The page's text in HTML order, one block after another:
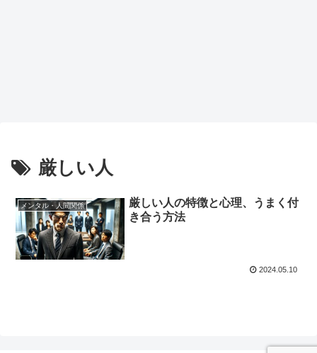
厳しい人
メンタル・人間関係
厳しい人の特徴と心理、うまく付
き合う方法
2024.05.10